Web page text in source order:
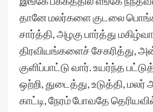
தானே மலர்களை குடலை பொங்க
சார்த்தி, அழகு பார்த்து
திரவியங்களைச் சேகரித்து,
குளிப்பாட்டு வார். உயர்ந்த
ஒற்றி, துடைத்து, உடுத்தி,
காட்டி, நேரம் போவதே